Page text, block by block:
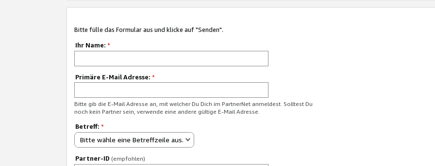
Bitte fülle das Formular aus und klicke auf "Senden".
Ihr Name: *
Primäre E-Mail Adresse: *
Bitte gib die E-Mail Adresse an, mit welcher Du Dich im PartnerNet anmeldest. Solltest Du
noch kein Partner sein, verwende eine andere gültige E-Mail Adresse.
Betreff: *
Bitte wähle eine Betreffzeile aus.
Partner-ID (empfohlen)